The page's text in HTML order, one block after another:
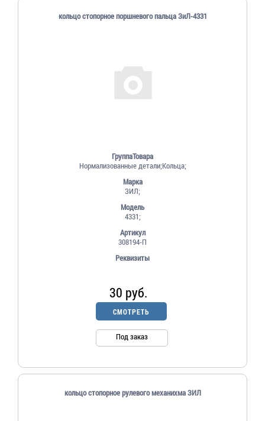
кольцо стопорное поршневого пальца ЗиЛ-4331
ГруппаТовара
Нормализованные детали;Кольца;
Марка
ЗИЛ;
Модель
4331;
Артикул
308194-П
Реквизиты
30 руб.
СМОТРЕТЬ
Под заказ
кольцо стопорное рулевого механихма ЗИЛ